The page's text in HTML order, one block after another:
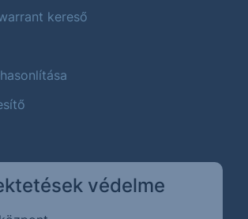
kereső
védelme